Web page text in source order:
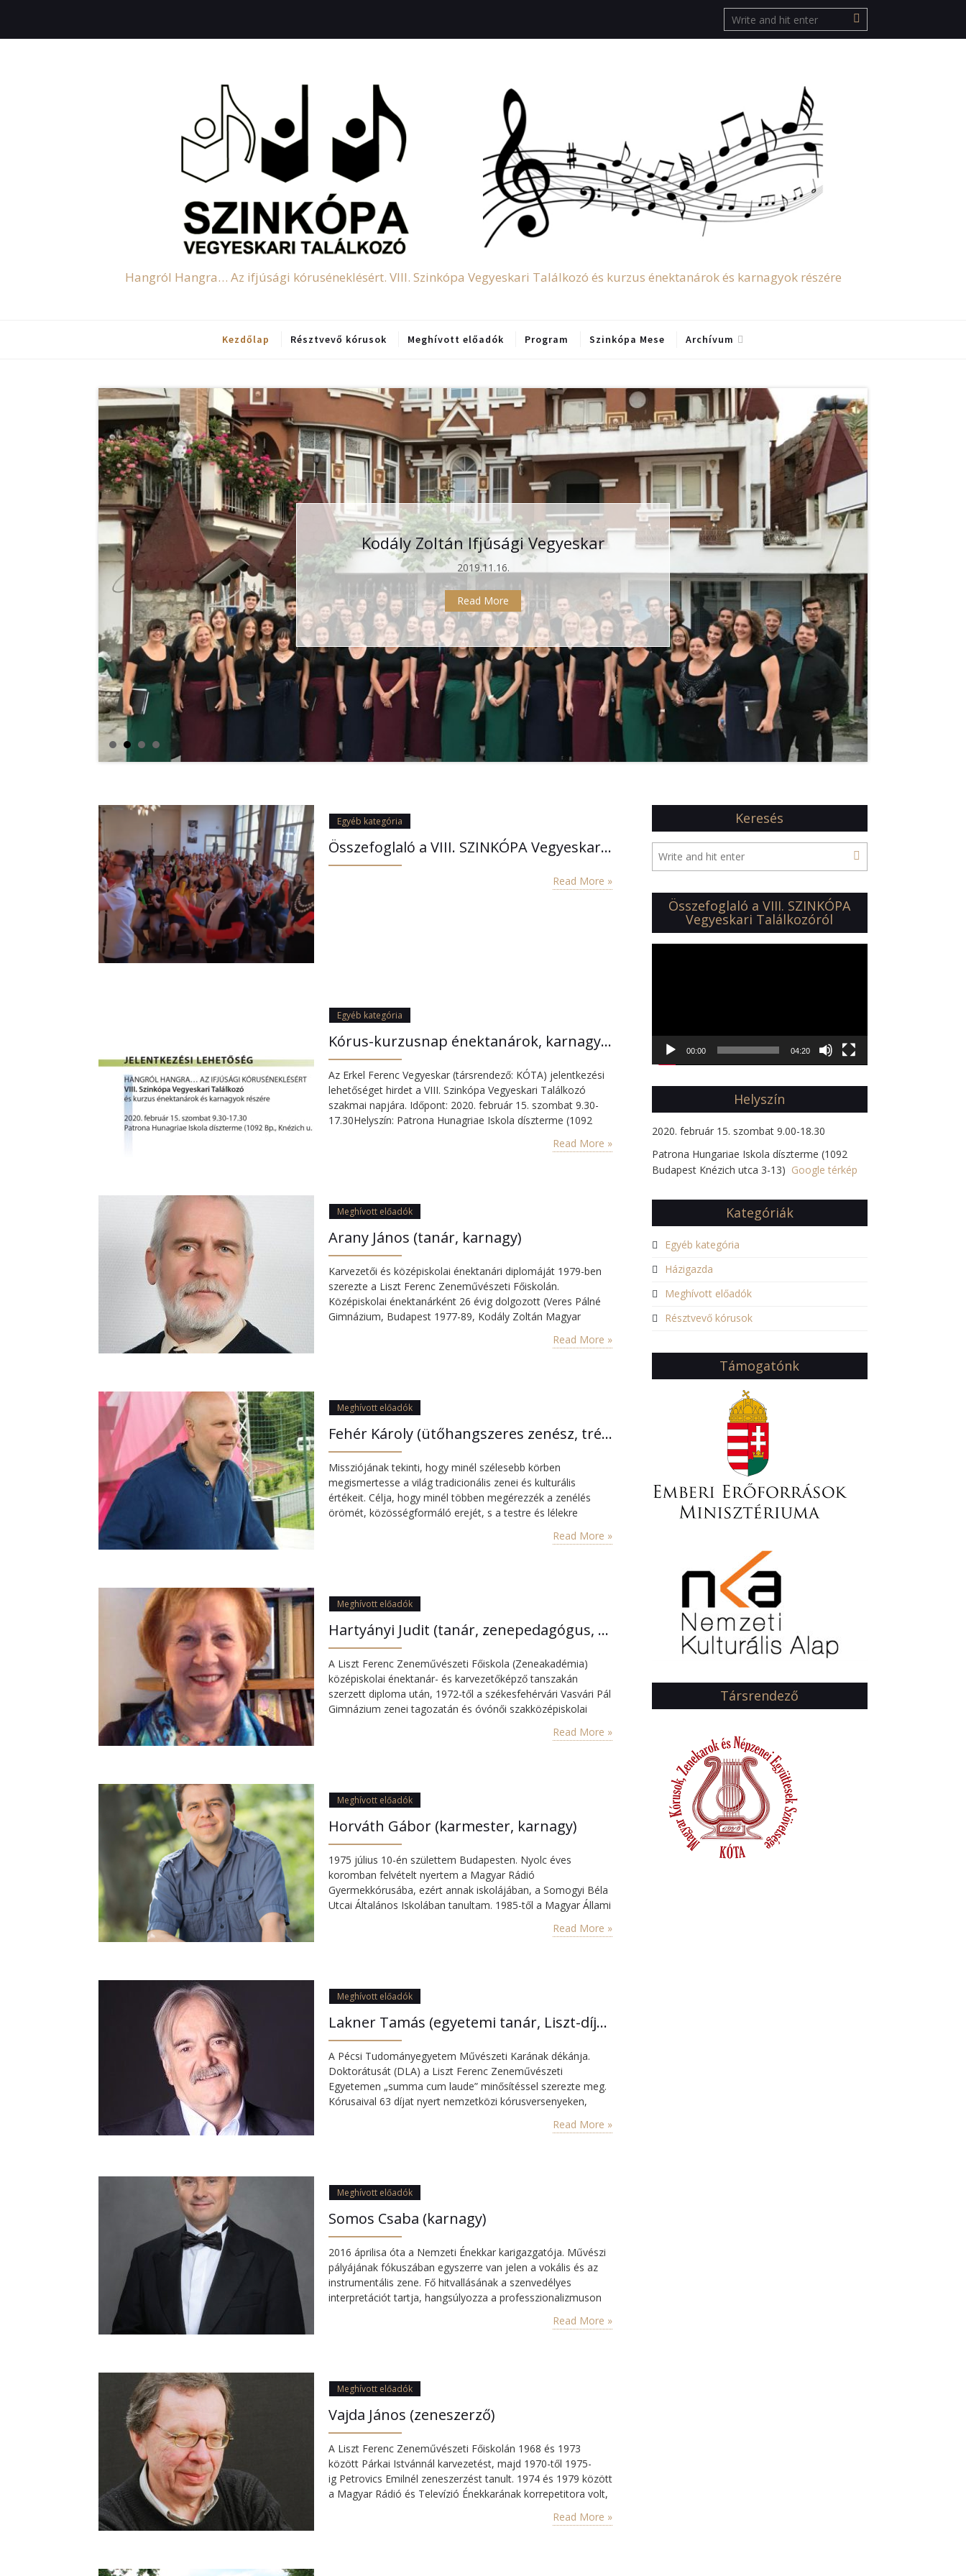
Hangról Hangra… Az ifjúsági kóruséneklésért. VIII. Szinkópa Vegyeskari Találkozó és kurzus énektanárok és karnagyok részére
Kezdőlap Résztvevő kórusok Meghívott előadók Program Szinkópa Mese Archívum
Kodály Zoltán Ifjúsági Vegyeskar
2019.11.16.
Read More
Egyéb kategória
Összefoglaló a VIII. SZINKÓPA Vegyeskari Találkozóról
Read More »
Egyéb kategória
Kórus-kurzusnap énektanárok, karnagyok és karnagynak készülők részére
Az Erkel Ferenc Vegyeskar (társrendező: KÓTA) jelentkezési
lehetőséget hirdet a VIII. Szinkópa Vegyeskari Találkozó
szakmai napjára. Időpont: 2020. február 15. szombat 9.30-
17.30Helyszín: Patrona Hunagriae Iskola díszterme (1092
egész napos szakmai program lehetőséget biztosít arra,
Read More »
Meghívott előadók
Arany János (tanár, karnagy)
Karvezetői és középiskolai énektanári diplomáját 1979-ben
szerezte a Liszt Ferenc Zeneművészeti Főiskolán.
Középiskolai énektanárként 26 évig dolgozott (Veres Pálné
Gimnázium, Budapest 1977-89, Kodály Zoltán Magyar
Gimnázium, Sopron 1992-1995, Baár-Madas Református
adjunktusa volt; 2010-től 2017-ig a Debreceni
zeneművészeti…
Read More »
Meghívott előadók
Fehér Károly (ütőhangszeres zenész, tréner, az Ethnosound alapítója)
Missziójának tekinti, hogy minél szélesebb körben
megismertesse a világ tradicionális zenei és kulturális
értékeit. Célja, hogy minél többen megérezzék a zenélés
örömét, közösségformáló erejét, s a testre és lélekre
művelése bárki számára elérhető örömforrássá váljon. A
Read More »
Meghívott előadók
Hartyányi Judit (tanár, zenepedagógus, karnagy)
A Liszt Ferenc Zeneművészeti Főiskola (Zeneakadémia)
középiskolai énektanár- és karvezetőképző tanszakán
szerzett diploma után, 1972-től a székesfehérvári Vasvári Pál
Gimnázium zenei tagozatán és óvónői szakközépiskolai
Főiskola ének-zene tanára. 1985-től 25 éven át a Liszt
Read More »
Meghívott előadók
Horváth Gábor (karmester, karnagy)
1975 július 10-én születtem Budapesten. Nyolc éves
koromban felvételt nyertem a Magyar Rádió
Gyermekkórusába, ezért annak iskolájában, a Somogyi Béla
Utcai Általános Iskolában tanultam. 1985-től a Magyar Állami
tagozatot a Szív Utcai Általános Iskolában végeztem. 1993-
Read More »
Meghívott előadók
Lakner Tamás (egyetemi tanár, Liszt-díjas karnagy)
A Pécsi Tudományegyetem Művészeti Karának dékánja.
Doktorátusát (DLA) a Liszt Ferenc Zeneművészeti
Egyetemen „summa cum laude” minősítéssel szerezte meg.
Kórusaival 63 díjat nyert nemzetközi kórusversenyeken,
a Bartók Béla Nemzetközi Kórusversenyen, Debrecenben
Read More »
Meghívott előadók
Somos Csaba (karnagy)
2016 áprilisa óta a Nemzeti Énekkar karigazgatója. Művészi
pályájának fókuszában egyszerre van jelen a vokális és az
instrumentális zene. Fő hitvallásának a szenvedélyes
interpretációt tartja, hangsúlyozza a professzionalizmuson
Zeneművészeti Egyetemen szerezte ének-zene tanár és
Read More »
Meghívott előadók
Vajda János (zeneszerző)
A Liszt Ferenc Zeneművészeti Főiskolán 1968 és 1973
között Párkai Istvánnál karvezetést, majd 1970-től 1975-
ig Petrovics Emilnél zeneszerzést tanult. 1974 és 1979 között
a Magyar Rádió és Televízió Énekkarának korrepetitora volt,
Read More »
Keresés
Összefoglaló a VIII. SZINKÓPA
Vegyeskari Találkozóról
00:00 04:20
Helyszín
2020. február 15. szombat 9.00-18.30
Patrona Hungariae Iskola díszterme (1092
Budapest Knézich utca 3-13) Google térkép
Kategóriák
Egyéb kategória
Házigazda
Meghívott előadók
Résztvevő kórusok
Támogatónk
Társrendező